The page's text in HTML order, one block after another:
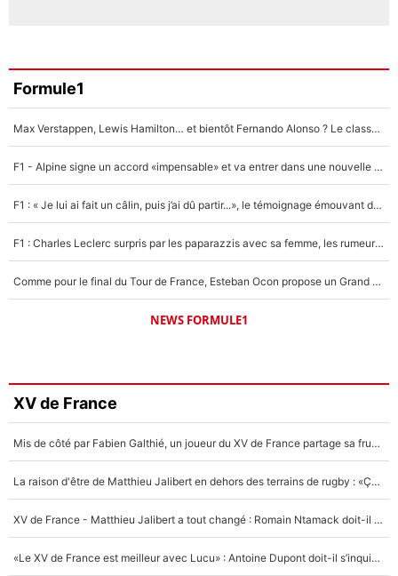
Formule1
Max Verstappen, Lewis Hamilton… et bientôt Fernando Alonso ? Le classement des pilotes les mieux payés en Formule 1 risque de changer !
F1 - Alpine signe un accord «impensable» et va entrer dans une nouvelle dimension : Grande nouvelle pour Pierre Gasly !
F1 : « Je lui ai fait un câlin, puis j’ai dû partir...», le témoignage émouvant de Max Verstappen sur sa fille
F1 : Charles Leclerc surpris par les paparazzis avec sa femme, les rumeurs étaient vraies !
Comme pour le final du Tour de France, Esteban Ocon propose un Grand Prix de Formule 1 à Paris : «Autour de l’Arc de Triomphe, ce serait génial» !
NEWS FORMULE1
XV de France
Mis de côté par Fabien Galthié, un joueur du XV de France partage sa frustration : «ils ne me l’ont pas dit tout de suite»
La raison d'être de Matthieu Jalibert en dehors des terrains de rugby : «Ça m'atteint autant que si tu touches à un membre de ma famille»
XV de France - Matthieu Jalibert a tout changé : Romain Ntamack doit-il s’inquiéter pour sa place à un an de la Coupe du monde ?
«Le XV de France est meilleur avec Lucu» : Antoine Dupont doit-il s’inquiéter pour sa place ?